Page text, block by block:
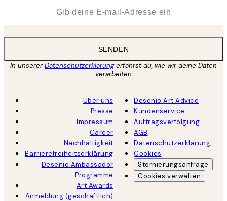
SENDEN
In unsererDatenschutzerklärungerfährst du, wie wir deine Daten
verarbeiten
Über uns
Presse
Impressum
Career
Nachhaltigkeit
Barrierefreiheitserklärung
Desenio Ambassador
Programme
Art Awards
Anmeldung (geschäftlich)
Desenio Art Advice
Kundenservice
Auftragsverfolgung
AGB
Datenschutzerklärung
Cookies
Stornierungsanfrage
Cookies verwalten